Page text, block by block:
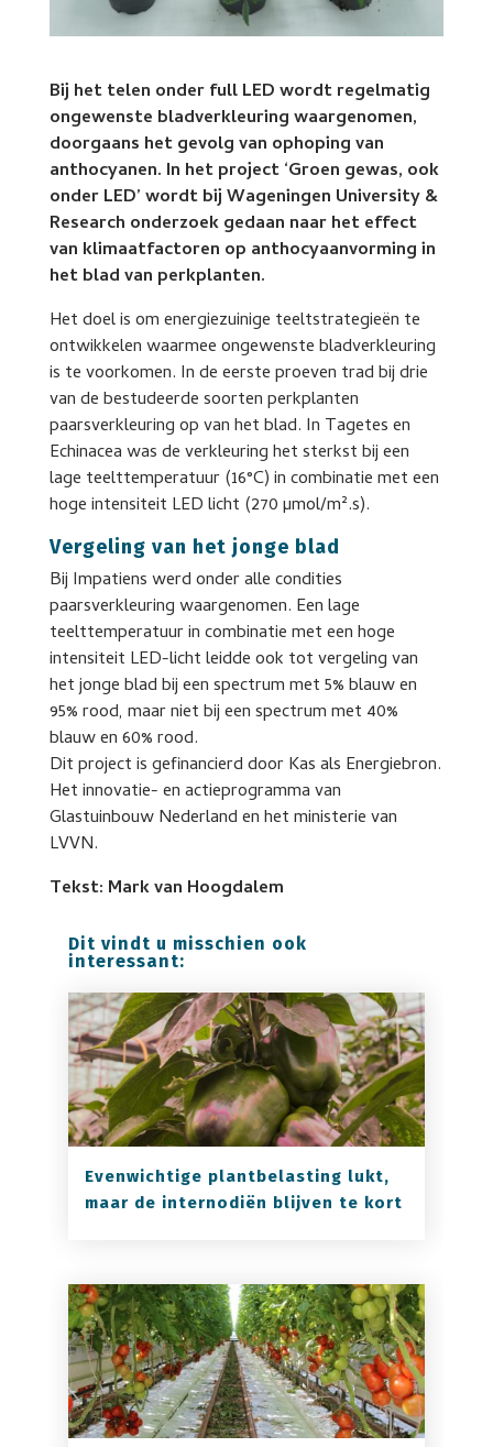
Bij het telen onder full LED wordt regelmatig
ongewenste bladverkleuring waargenomen,
doorgaans het gevolg van ophoping van
anthocyanen. In het project ‘Groen gewas, ook
onder LED’ wordt bij Wageningen University &
Research onderzoek gedaan naar het effect
van klimaatfactoren op anthocyaanvorming in
het blad van perkplanten.
Het doel is om energiezuinige teeltstrategieën te
ontwikkelen waarmee ongewenste bladverkleuring
is te voorkomen. In de eerste proeven trad bij drie
van de bestudeerde soorten perkplanten
paarsverkleuring op van het blad. In Tagetes en
Echinacea was de verkleuring het sterkst bij een
lage teelttemperatuur (16°C) in combinatie met een
hoge intensiteit LED licht (270 µmol/m².s).
Vergeling van het jonge blad
Bij Impatiens werd onder alle condities
paarsverkleuring waargenomen. Een lage
teelttemperatuur in combinatie met een hoge
intensiteit LED-licht leidde ook tot vergeling van
het jonge blad bij een spectrum met 5% blauw en
95% rood, maar niet bij een spectrum met 40%
blauw en 60% rood.
Dit project is gefinancierd door Kas als Energiebron.
Het innovatie- en actieprogramma van
Glastuinbouw Nederland en het ministerie van
LVVN.
Tekst: Mark van Hoogdalem
Dit vindt u misschien ook
interessant:
Evenwichtige plantbelasting lukt,
maar de internodiën blijven te kort